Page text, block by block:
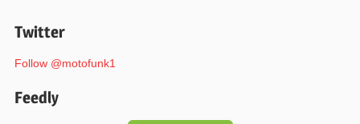
Twitter
Follow @motofunk1
Feedly